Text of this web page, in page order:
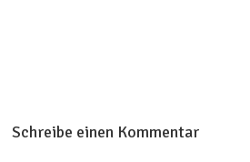
Schreibe einen Kommentar